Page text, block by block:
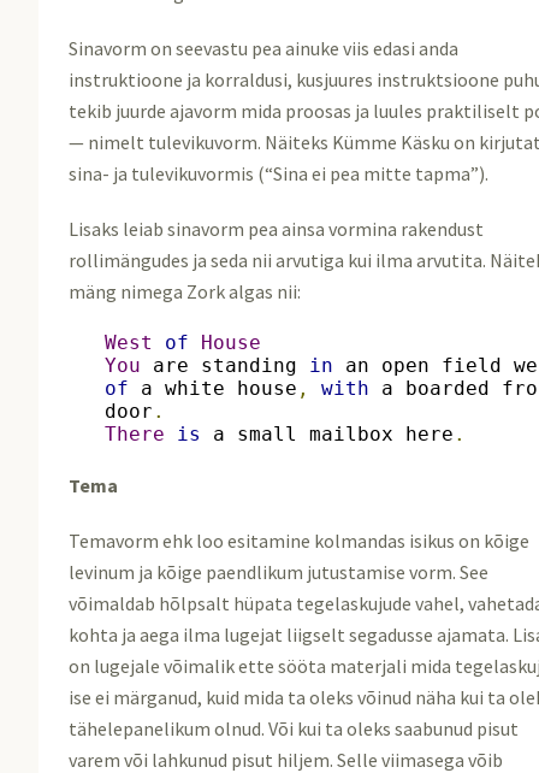
Sinavorm on seevastu pea ainuke viis edasi anda
instruktioone ja korraldusi, kusjuures instruktsioone
tekib juurde ajavorm mida proosas ja luules praktiliselt
— nimelt tulevikuvorm. Näiteks Kümme Käsku on
sina- ja tulevikuvormis (“Sina ei pea mitte tapma”).
Lisaks leiab sinavorm pea ainsa vormina rakendust
rollimängudes ja seda nii arvutiga kui ilma arvutita.
mäng nimega Zork algas nii:
West of
House
You are standing
in
of a white house , with a boarded
door .
There
is a small mailbox here .
Tema
Temavorm ehk loo esitamine kolmandas isikus on kõige
levinum ja kõige paendlikum jutustamise vorm. See
võimaldab hõlpsalt hüpata tegelaskujude vahel,
kohta ja aega ilma lugejat liigselt segadusse ajamata.
on lugejale võimalik ette sööta materjali mida
ise ei märganud, kuid mida ta oleks võinud näha kui ta
tähelepanelikum olnud. Või kui ta oleks saabunud pisut
varem või lahkunud pisut hiljem. Selle viimasega võib